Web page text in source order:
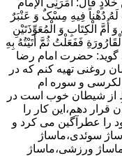
قَالَ: أَمَرَنِی الإمام
لَهُ دُهْناً فِیهِ مِسْکٌ وَ عَنْبَرٌ
الْکِتَابِ وَ الْمُعَوِّذَتَیْنِ
فَفَعَلْتُ ثُمَّ أَتَیْتُهُ بِهِ
گوید: حضرت امام رضا
روغنى تهیه کنم که در
و سوره ام
از شیطان خوب است در
دهم،این کار را
را عطرآگین می کرد و
سوئدی،ماساژ
ورزشی،ماساژ